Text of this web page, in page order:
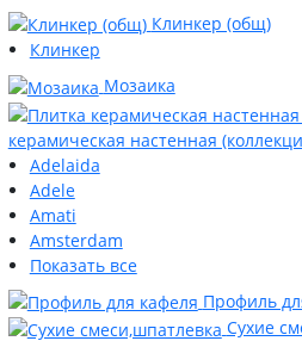
Клинкер (общ)
Клинкер
Мозаика
керамическая настенная
Adelaida
Adele
Amati
Amsterdam
Показать все
Профиль
Сухие